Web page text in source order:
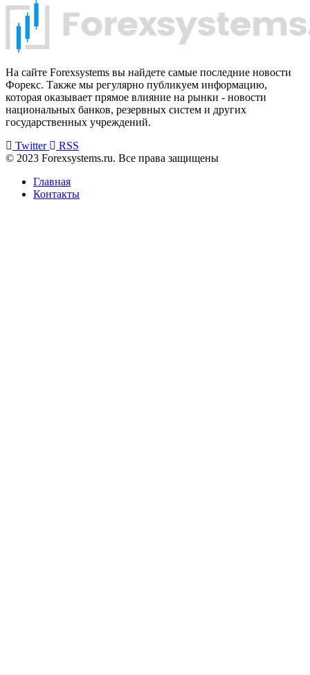
На сайте Forexsystems вы найдете самые последние новости
Форекс. Также мы регулярно публикуем информацию,
которая оказывает прямое влияние на рынки - новости
национальных банков, резервных систем и других
государственных учреждений.
Twitter
RSS
© 2023 Forexsystems.ru. Все права защищены
Главная
Контакты